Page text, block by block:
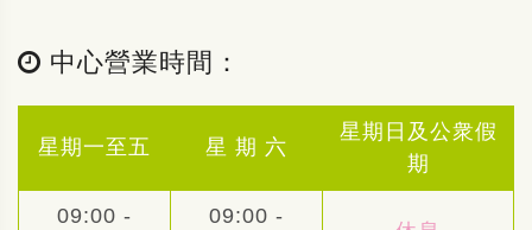
中心營業時間：
星期一至五 星 期 六
星期日及公衆假
期
09:00 - 09:00 -